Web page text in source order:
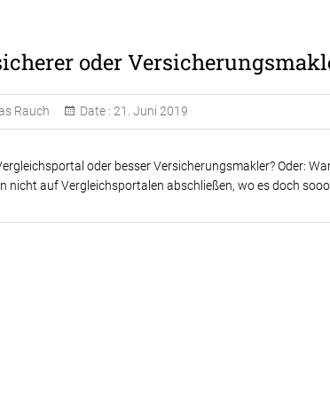
oder
Rauch Date : 21. Juni 2019
oder besser Versicherungsmakler? Oder:
nicht auf Vergleichsportalen abschließen, wo es doch